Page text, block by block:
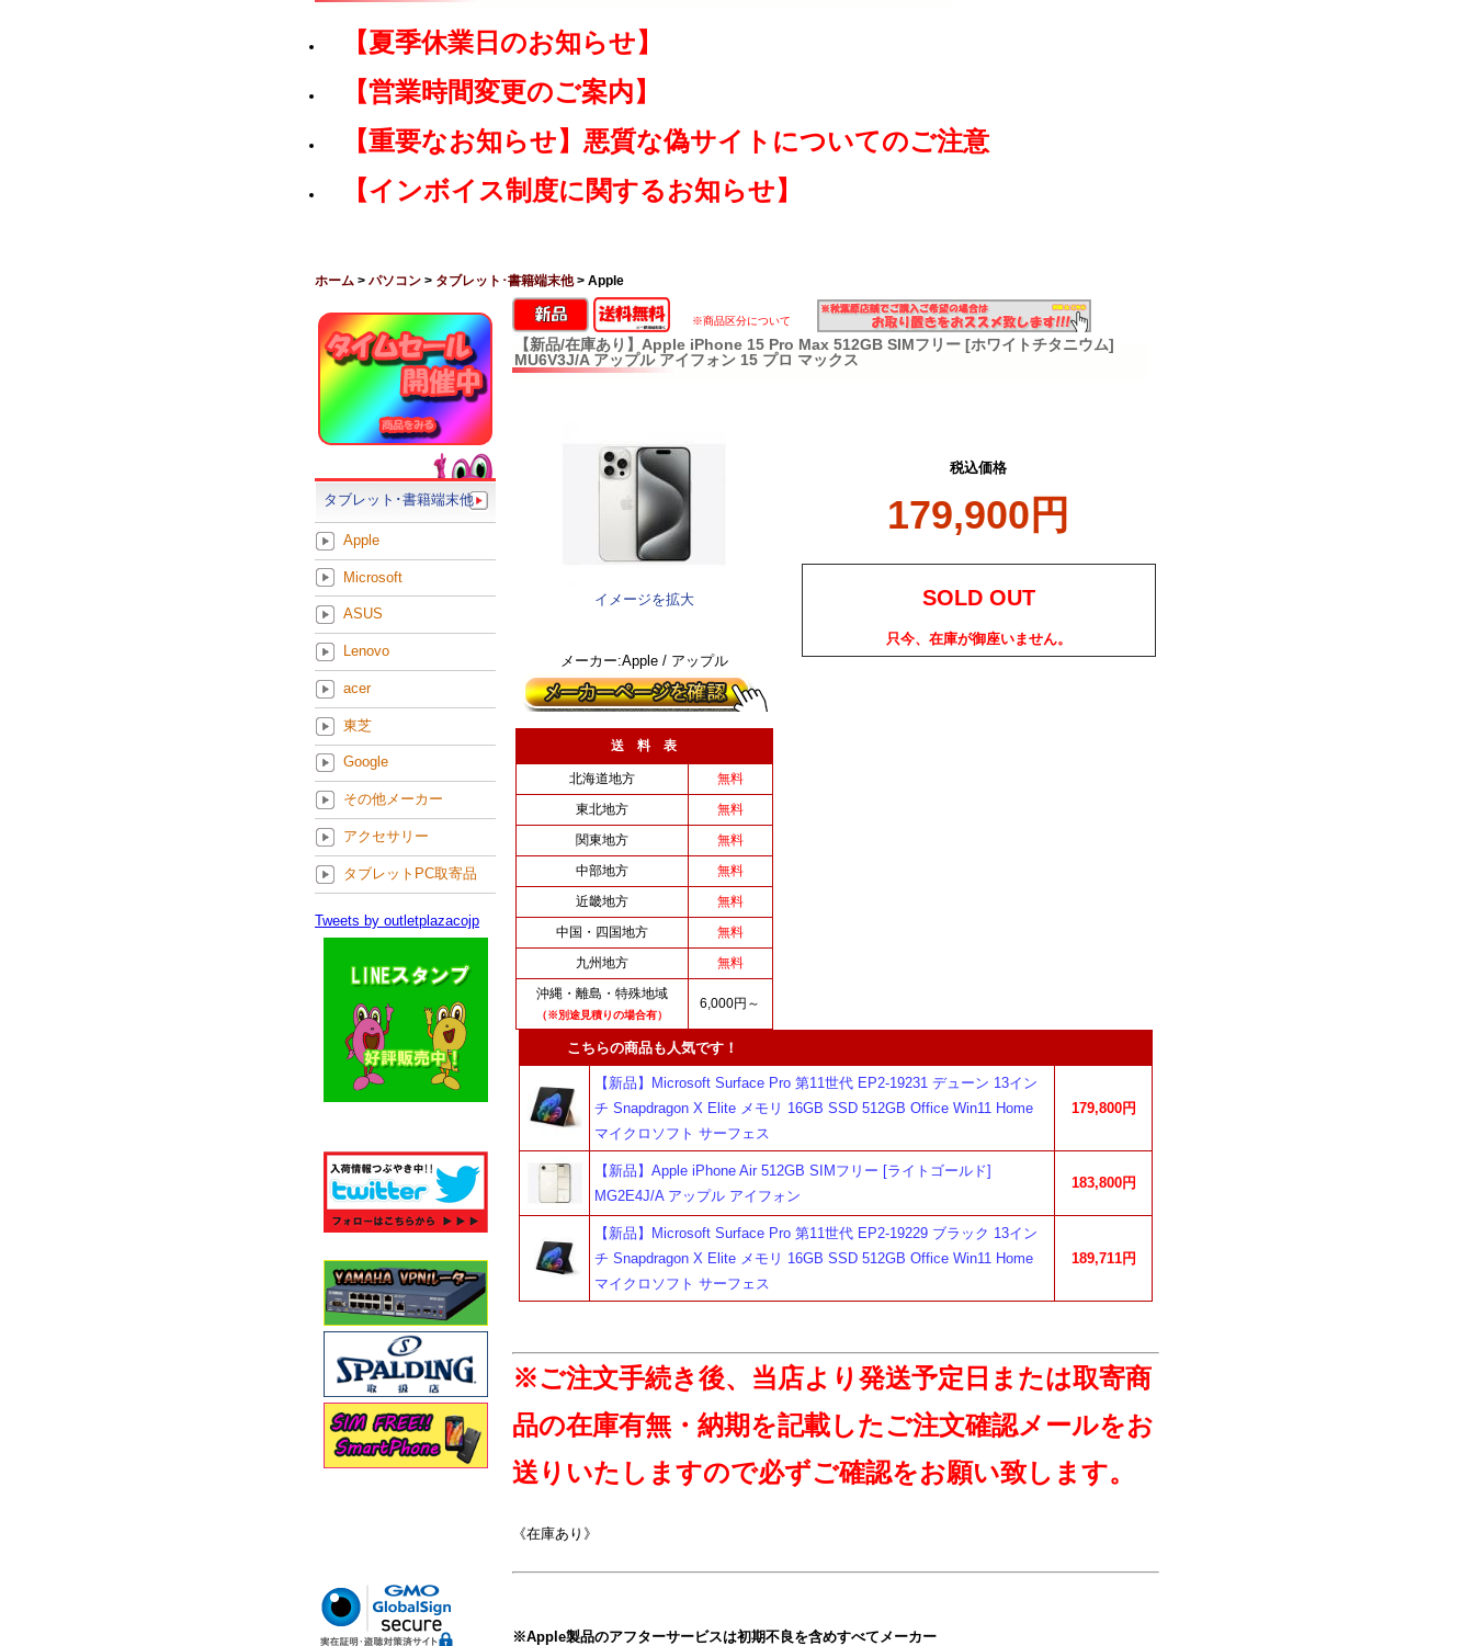
【夏季休業日のお知らせ】
【営業時間変更のご案内】
【重要なお知らせ】悪質な偽サイトについてのご注意
【インボイス制度に関するお知らせ】
ホーム > パソコン > タブレット･書籍端末他> Apple
※商品区分について
【新品/在庫あり】Apple iPhone 15 Pro Max 512GB SIMフリー [ホワイトチタニウム]
MU6V3J/A アップル アイフォン 15 プロ マックス
イメージを拡大
メーカー:Apple / アップル
送 料 表
北海道地方
無料
東北地方
無料
関東地方
無料
中部地方
無料
近畿地方
無料
中国・四国地方
無料
九州地方
無料
沖縄・離島・特殊地域
（※別途見積りの場合有）
6,000円～
税込価格
179,900円
SOLD OUT
只今、在庫が御座いません。
こちらの商品も人気です！
【新品】Microsoft Surface Pro 第11世代 EP2-19231 デューン 13イン
チ Snapdragon X Elite メモリ 16GB SSD 512GB Office Win11 Home
マイクロソフト サーフェス
179,800円
【新品】Apple iPhone Air 512GB SIMフリー [ライトゴールド]
MG2E4J/A アップル アイフォン
183,800円
【新品】Microsoft Surface Pro 第11世代 EP2-19229 ブラック 13イン
チ Snapdragon X Elite メモリ 16GB SSD 512GB Office Win11 Home
マイクロソフト サーフェス
189,711円
※ご注文手続き後、当店より発送予定日または取寄商
品の在庫有無・納期を記載したご注文確認メールをお
送りいたしますので必ずご確認をお願い致します。
《在庫あり》
※Apple製品のアフターサービスは初期不良を含めすべてメーカー
タブレット･書籍端末他
Apple
Microsoft
ASUS
Lenovo
acer
東芝
Google
その他メーカー
アクセサリー
タブレットPC取寄品
Tweets by outletplazacojp